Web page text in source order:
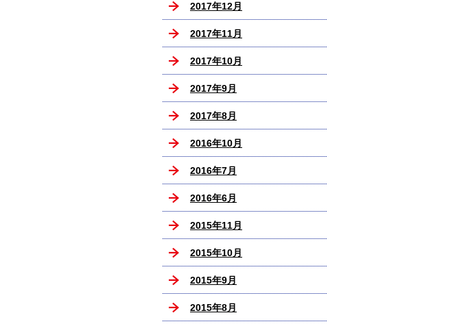
2017年12月
2017年11月
2017年10月
2017年9月
2017年8月
2016年10月
2016年7月
2016年6月
2015年11月
2015年10月
2015年9月
2015年8月